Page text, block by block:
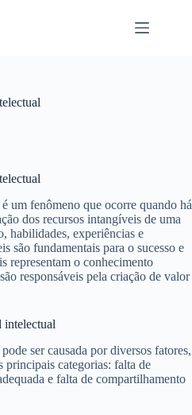
um fenômeno que ocorre quando há
dos recursos intangíveis de uma
habilidades, experiências e
são fundamentais para o sucesso e
representam o conhecimento
responsáveis pela criação de valor
intelectual
ser causada por diversos fatores,
principais categorias: falta de
e falta de compartilhamento